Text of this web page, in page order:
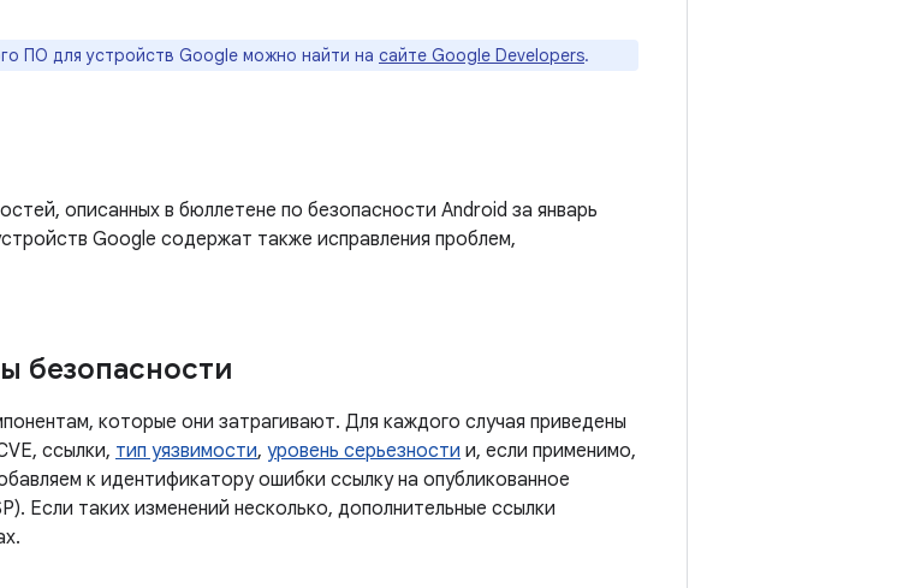
ПО для устройств Google можно найти на сайте Google Developers.
описанных в бюллетене по безопасности Android за январь
Google содержат также исправления проблем,
безопасности
которые они затрагивают. Для каждого случая приведены
ссылки, тип уязвимости, уровень серьезности и, если применимо,
к идентификатору ошибки ссылку на опубликованное
Если таких изменений несколько, дополнительные ссылки